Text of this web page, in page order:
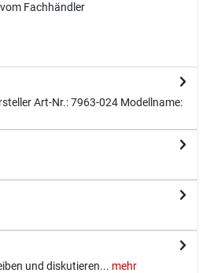
Fachhändler
Art-Nr.: 7963-024 Modellname:
und diskutieren... mehr